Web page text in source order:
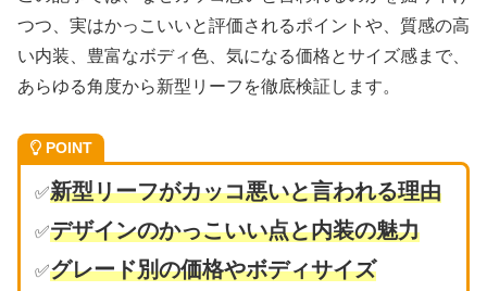
つつ、実はかっこいいと評価されるポイントや、質感の高
い内装、豊富なボディ色、気になる価格とサイズ感まで、
あらゆる角度から新型リーフを徹底検証します。
POINT
✅新型リーフがカッコ悪いと言われる理由
✅デザインのかっこいい点と内装の魅力
✅グレード別の価格やボディサイズ